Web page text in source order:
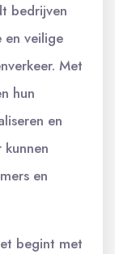
bedrijven
en veilige
Met
hun
en
en
begint met